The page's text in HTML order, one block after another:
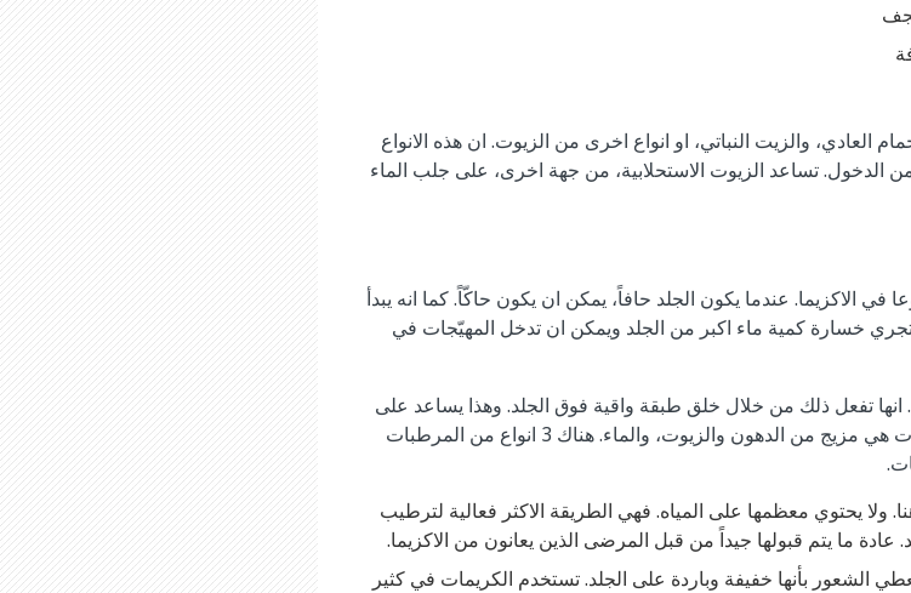
العادي، والزيت النباتي، او انواع اخرى من الزيوت. ان هذه الانواع
الدخول. تساعد الزيوت الاستحلابية، من جهة اخرى، على جلب الماء
الاكزيما. عندما يكون الجلد حافاً، يمكن ان يكون حاكّاً. كما انه يبدأ
خسارة كمية ماء اكبر من الجلد ويمكن ان تدخل المهيّجات في
انها تفعل ذلك من خلال خلق طبقة واقية فوق الجلد. وهذا يساعد على
ابقاء الماء في الجلد والمهيجات خارجه. المرطبات هي مزيج من الدهون والزيوت، والماء. هناك 3 انواع من المرطبات
ولا يحتوي معظمها على المياه. فهي الطريقة الاكثر فعالية لترطيب
ما يتم قبولها جيداً من قبل المرضى الذين يعانون من الاكزيما.
الشعور بأنها خفيفة وباردة على الجلد. تستخدم الكريمات في كثير